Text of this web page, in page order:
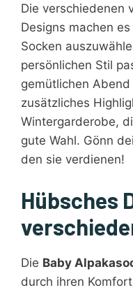
Die verschiedenen
Designs machen
Socken
persönlichen Stil
gemütlichen
zusätzliches
Wintergarderobe,
gute Wahl. Gönn
den sie verdienen!
Hübsches
Die Baby
durch ihren